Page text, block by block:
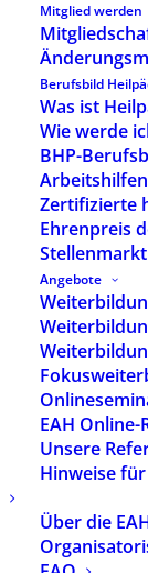
Mitglied werden
Berufsbild
Was ist
Wie werde
BHP-
Zertifizierte
Ehrenpreis
Stellenmarkt
Angebote
EAH
Unsere
Hinweise
Über die
Direkt
Sehen.
Quelle
27.-29.
Die
jährlich statt
Austausch,
Erarbeitung